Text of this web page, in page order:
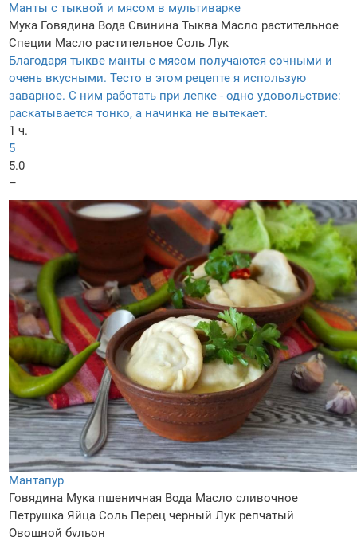
Манты с тыквой и мясом в мультиварке
Мука Говядина Вода Свинина Тыква Масло растительное
Специи Масло растительное Соль Лук
Благодаря тыкве манты с мясом получаются сочными и
очень вкусными. Тесто в этом рецепте я использую
заварное. С ним работать при лепке - одно удовольствие:
раскатывается тонко, а начинка не вытекает.
1 ч.
5
5.0
–
Мантапур
Говядина Мука пшеничная Вода Масло сливочное
Петрушка Яйца Соль Перец черный Лук репчатый
Овощной бульон